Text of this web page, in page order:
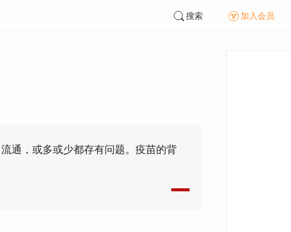
搜索 加入会员
通，或多或少都存有问题。疫苗的背